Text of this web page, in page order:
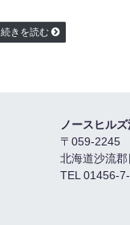
続きを読む
ノースヒルズ
〒059-2245
北海道沙流
TEL 01456-